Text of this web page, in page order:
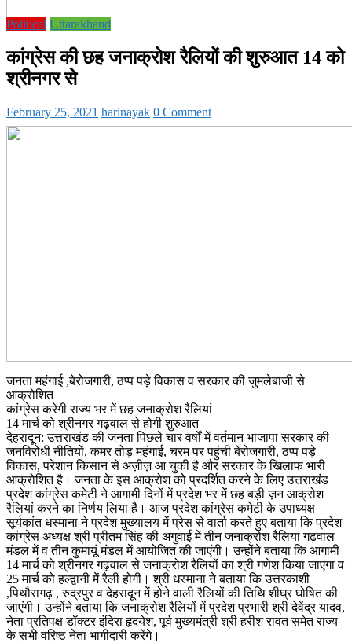
Political Uttarakhand
कांग्रेस की छह जनाक्रोश रैलियों की शुरुआत 14 को
श्रीनगर से
February 25, 2021 harinayak 0 Comment
जनता महंगाई ,बेरोजगारी, ठप्प पड़े विकास व सरकार की जुमलेबाजी से
आक्रोशित
कांग्रेस करेगी राज्य भर में छह जनाक्रोश रैलियां
14 मार्च को श्रीनगर गढ़वाल से होगी शुरुआत
देहरादून: उत्तराखंड की जनता पिछले चार वर्षों में वर्तमान भाजापा सरकार की
जनविरोधी नीतियों, कमर तोड़ महंगाई, चरम पर पहुंची बेरोजगारी, ठप्प पड़े
विकास, परेशान किसान से अज़ीज़ आ चुकी है और सरकार के खिलाफ भारी
आक्रोशित है। जनता के इस आक्रोश को प्रदर्शित करने के लिए उत्तराखंड
प्रदेश कांग्रेस कमेटी ने आगामी दिनों में प्रदेश भर में छह बड़ी ज़न आक्रोश
रैलियां करने का निर्णय लिया है। आज प्रदेश कांग्रेस कमेटी के उपाध्यक्ष
सूर्यकांत धस्माना ने प्रदेश मुख्यालय में प्रेस से वार्ता करते हुए बताया कि प्रदेश
कांग्रेस अध्यक्ष श्री प्रीतम सिंह की अगुवाई में तीन जनाक्रोश रैलियां गढ़वाल
मंडल में व तीन कुमायूं मंडल में आयोजित की जाएंगी। उन्होंने बताया कि आगामी
14 मार्च को श्रीनगर गढ़वाल से जनाक्रोश रैलियों का श्री गणेश किया जाएगा व
25 मार्च को हल्द्वानी में रैली होगी। श्री धस्माना ने बताया कि उत्तरकाशी
,पिथौरागढ़ , रुद्रपुर व देहरादून में होने वाली रैलियों की तिथि शीघ्र घोषित की
जाएंगी। उन्होंने बताया कि जनाक्रोश रैलियों में प्रदेश प्रभारी श्री देवेंद्र यादव,
नेता प्रतिपक्ष डॉक्टर इंदिरा हृदयेश, पूर्व मुख्यमंत्री श्री हरीश रावत समेत राज्य
के सभी वरिष्ठ नेता भागीदारी करेंगे।